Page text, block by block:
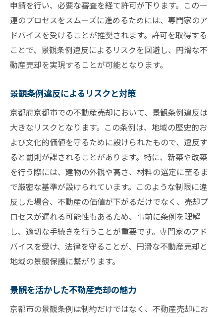
申請を行い、必要な審査を経て許可が下ります。この一
連のプロセスをスムーズに進めるためには、専門家のア
ドバイスを受けることが推奨されます。許可を取得する
ことで、景観条例違反によるリスクを回避し、円滑な不
動産売却を実現することが可能となります。
景観条例違反によるリスクと対策
京都府京都市での不動産売却において、景観条例違反は
大きなリスクとなります。この条例は、地域の歴史的お
よび文化的価値を守るために設けられたもので、違反す
ると罰則が課されることがあります。特に、新築や改築
を行う際には、建物の外観や高さ、材料の選定に至るま
で厳密な基準が設けられています。このような制限に違
反した場合、不動産の価値が下がるだけでなく、売却プ
ロセスが遅れる可能性もあるため、事前に条例を理解
し、適切な手続きを行うことが重要です。専門家のアド
バイスを受け、法律を守ることが、円滑な不動産売却と
地域の景観保護に繋がります。
景観を活かした不動産売却の魅力
京都市の景観条例は制約だけではなく、不動産売却にお